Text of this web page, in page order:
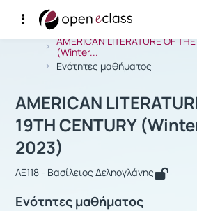
Αρχική Σελίδα
AMERICAN LITERATURE OF
(Winter...
Ενότητες μαθήματος
Μάθημα : AMERICAN
AMERICAN
19TH CENTURY
2023)
ΛΕ118 - Βασίλειος Δεληογλάνης
Ενότητες μαθήματος